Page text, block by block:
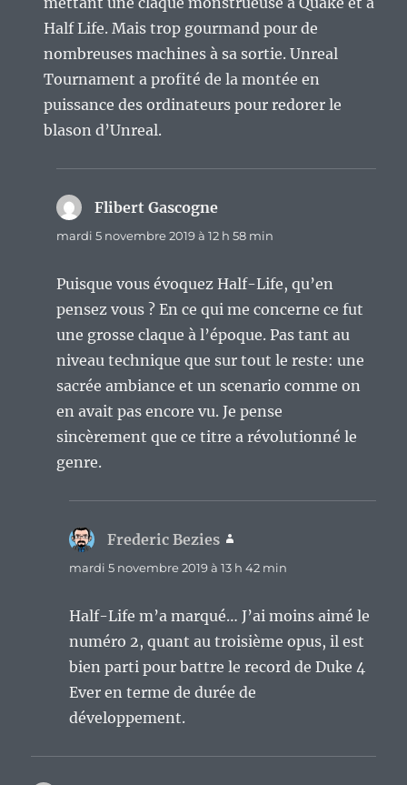
Half Life. Mais trop gourmand pour de
nombreuses machines à sa sortie. Unreal
Tournament a profité de la montée en
puissance des ordinateurs pour redorer le
blason d’Unreal.
Flibert Gascogne
mardi 5 novembre 2019 à 12 h 58 min
Puisque vous évoquez Half-Life, qu’en
pensez vous ? En ce qui me concerne ce fut
une grosse claque à l’époque. Pas tant au
niveau technique que sur tout le reste: une
sacrée ambiance et un scenario comme on
en avait pas encore vu. Je pense
sincèrement que ce titre a révolutionné le
genre.
Frederic Bezies
mardi 5 novembre 2019 à 13 h 42 min
Half-Life m’a marqué… J’ai moins aimé le
numéro 2, quant au troisième opus, il est
bien parti pour battre le record de Duke 4
Ever en terme de durée de
développement.